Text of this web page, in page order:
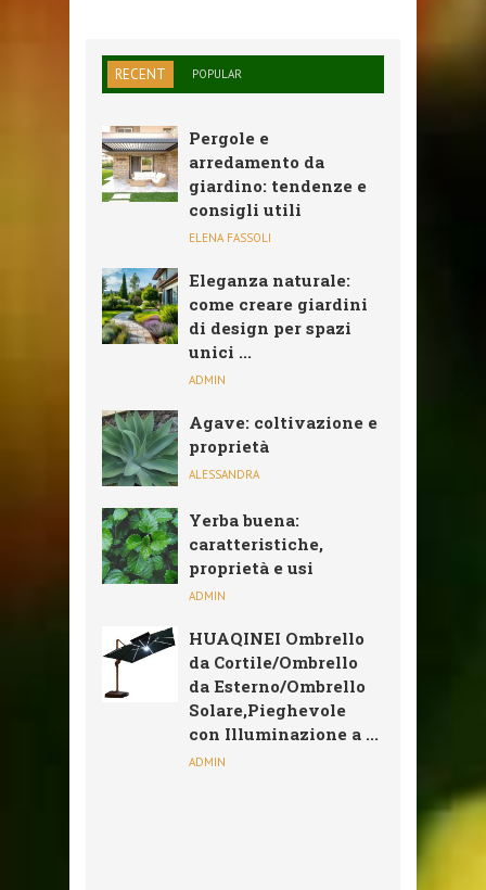
RECENT POPULAR
Pergole e
arredamento da
giardino: tendenze e
consigli utili
ELENA FASSOLI
Eleganza naturale:
come creare giardini
di design per spazi
unici ...
ADMIN
Agave: coltivazione e
proprietà
ALESSANDRA
Yerba buena:
caratteristiche,
proprietà e usi
ADMIN
HUAQINEI Ombrello
da Cortile/Ombrello
da Esterno/Ombrello
Solare,Pieghevole
con Illuminazione a ...
ADMIN